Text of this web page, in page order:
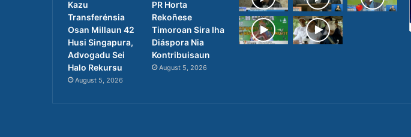
Kazu
Transferénsia
Osan Millaun 42
Husi Singapura,
Advogadu Sei
Halo Rekursu
August 5, 2026
PR Horta
Rekoñese
Timoroan Sira Iha
Diáspora Nia
Kontribuisaun
August 5, 2026